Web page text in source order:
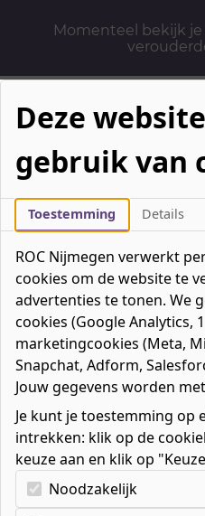
Momenteel bekijk
Mbo-opleidingen
Werken & Leren
Mavo / havo / vwo
Contact
Over ons
Bedrijven
Favorieten0favorieten
Mijn ROC
Zoeken
Deze
gebruik van
Toestemming Details
ROC Nijmegen verwerkt
cookies om de website te
advertenties te tonen. We
cookies (Google Analytics,
marketingcookies (Meta,
Snapchat, Adform,
Jouw gegevens worden
Je kunt je toestemming op
intrekken: klik op de
keuze aan en klik op
Kies uw cookie-voorkeuren
Noodzakelijk